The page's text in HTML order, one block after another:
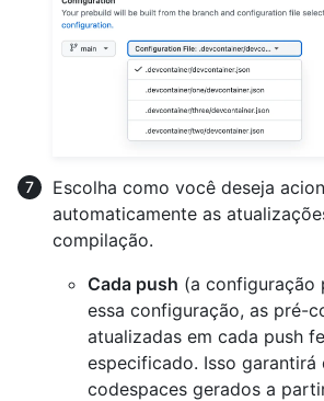
Escolha como você deseja
automaticamente as
compilação.
Cada push (a configuração
essa configuração, as pré-
atualizadas em cada push
especificado. Isso garantirá
codespaces gerados a